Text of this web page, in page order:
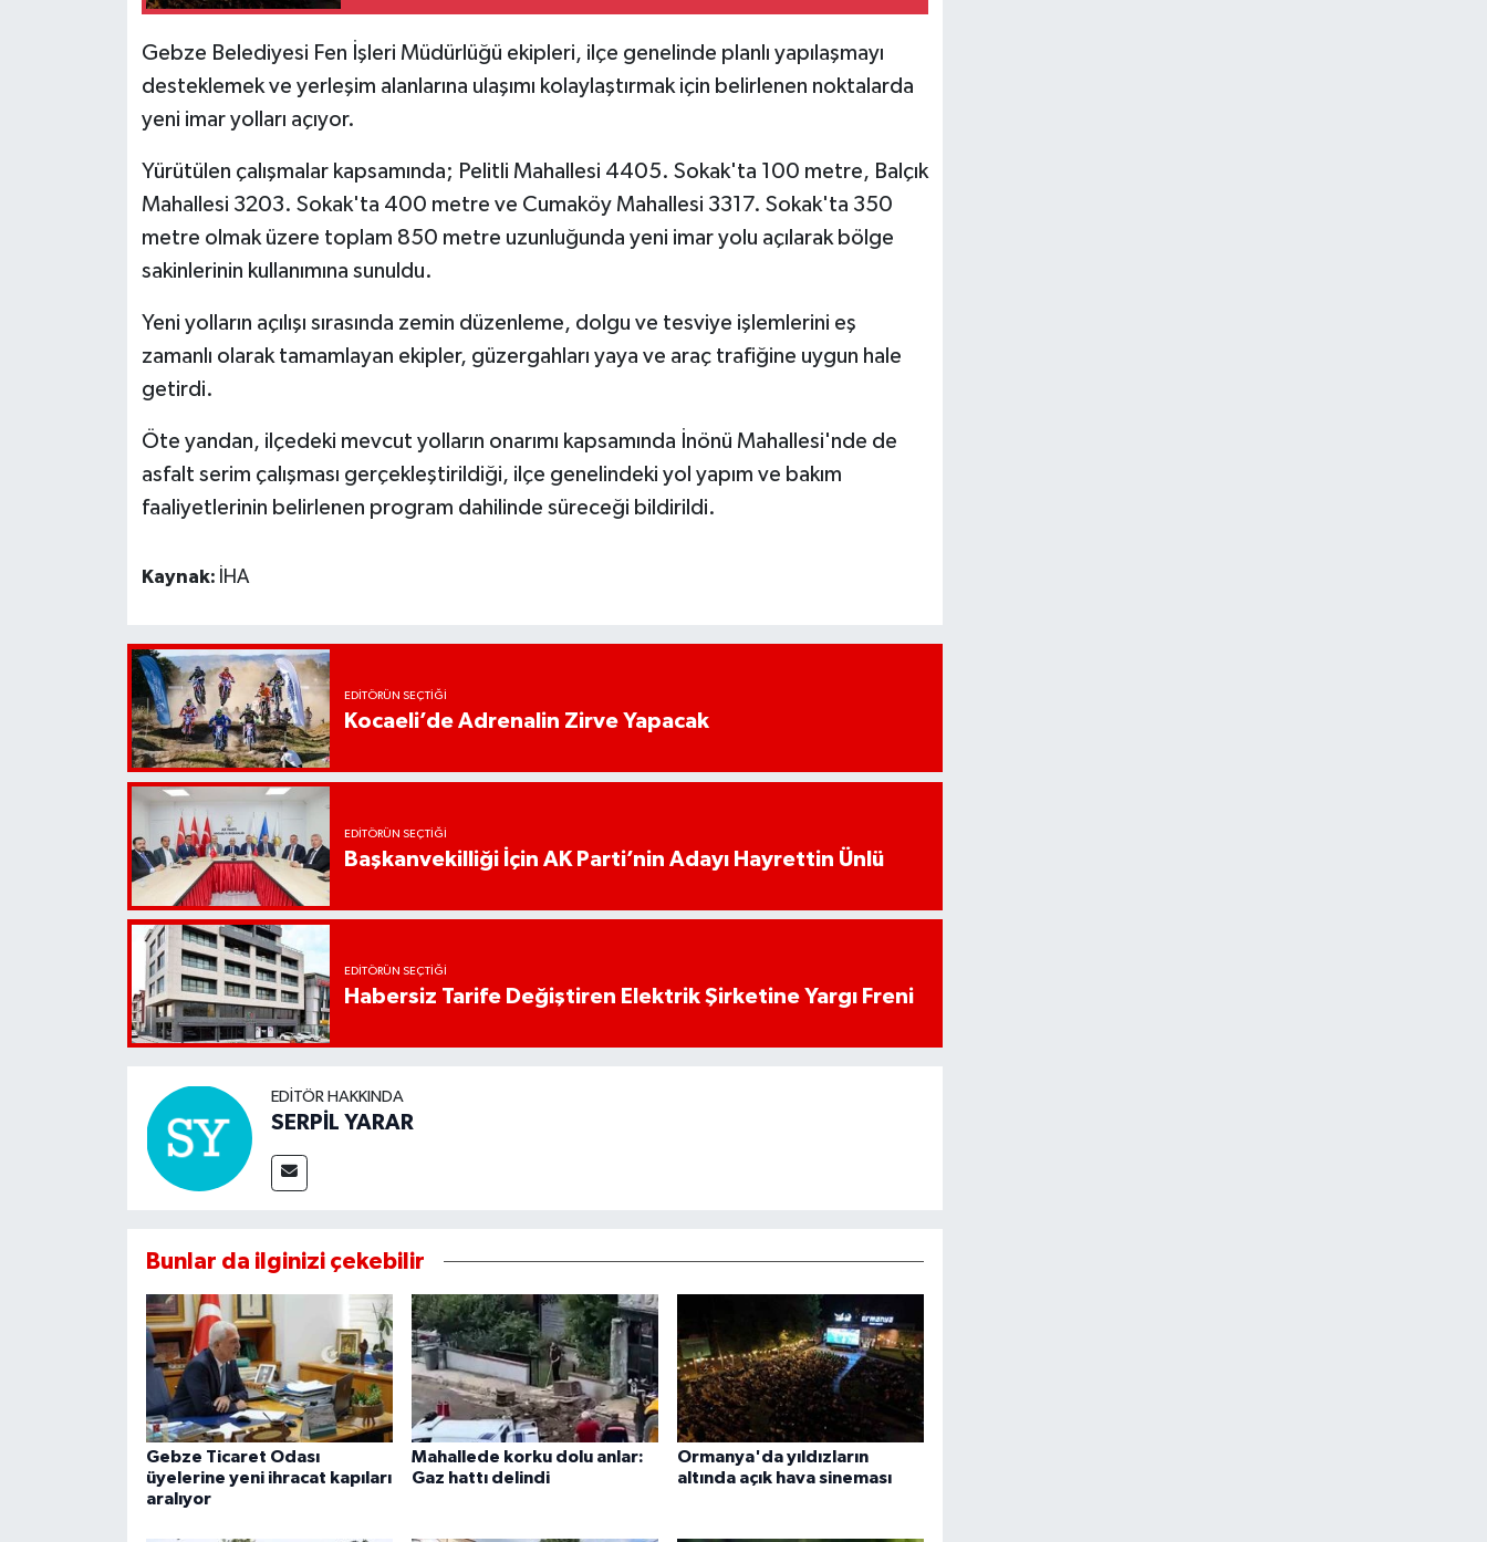
Gebze Belediyesi Fen İşleri Müdürlüğü ekipleri, ilçe genelinde planlı yapılaşmayı
desteklemek ve yerleşim alanlarına ulaşımı kolaylaştırmak için belirlenen noktalarda
yeni imar yolları açıyor.
Yürütülen çalışmalar kapsamında; Pelitli Mahallesi 4405. Sokak'ta 100 metre, Balçık
Mahallesi 3203. Sokak'ta 400 metre ve Cumaköy Mahallesi 3317. Sokak'ta 350
metre olmak üzere toplam 850 metre uzunluğunda yeni imar yolu açılarak bölge
sakinlerinin kullanımına sunuldu.
Yeni yolların açılışı sırasında zemin düzenleme, dolgu ve tesviye işlemlerini eş
zamanlı olarak tamamlayan ekipler, güzergahları yaya ve araç trafiğine uygun hale
getirdi.
Öte yandan, ilçedeki mevcut yolların onarımı kapsamında İnönü Mahallesi'nde de
asfalt serim çalışması gerçekleştirildiği, ilçe genelindeki yol yapım ve bakım
faaliyetlerinin belirlenen program dahilinde süreceği bildirildi.
Kaynak: İHA
EDITÖRÜN SEÇTIĞI
Kocaeli’de Adrenalin Zirve Yapacak
EDITÖRÜN SEÇTIĞI
Başkanvekilliği İçin AK Parti’nin Adayı Hayrettin Ünlü
EDITÖRÜN SEÇTIĞI
Habersiz Tarife Değiştiren Elektrik Şirketine Yargı Freni
EDITÖR HAKKINDA
SERPİL YARAR
Bunlar da ilginizi çekebilir
Gebze Ticaret Odası
üyelerine yeni ihracat kapıları
aralıyor
Mahallede korku dolu anlar:
Gaz hattı delindi
Ormanya'da yıldızların
altında açık hava sineması